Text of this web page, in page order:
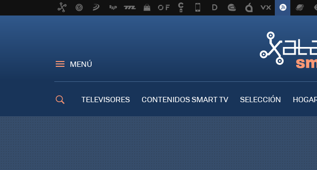
MENÚ
TELEVISORES CONTENIDOS SMART TV SELECCIÓN